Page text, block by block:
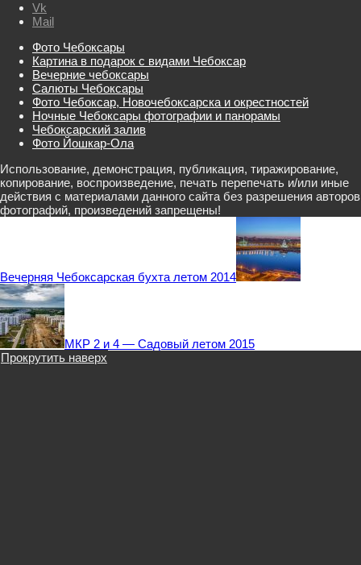
Vk
Mail
Фото Чебоксары
Картина в подарок с видами Чебоксар
Вечерние чебоксары
Салюты Чебоксары
Фото Чебоксар, Новочебоксарска и окрестностей
Ночные Чебоксары фотографии и панорамы
Чебоксарский залив
Фото Йошкар-Ола
Использование, демонстрация, публикация, тиражирование,
копирование, воспроизведение, печать перепечать и/или иные
действия с материалами данного сайта без разрешения авторов
фотографий, произведений запрещены!
Вечерняя Чебоксарская бухта летом 2014
МКР 2 и 4 — Садовый летом 2015
Прокрутить наверх